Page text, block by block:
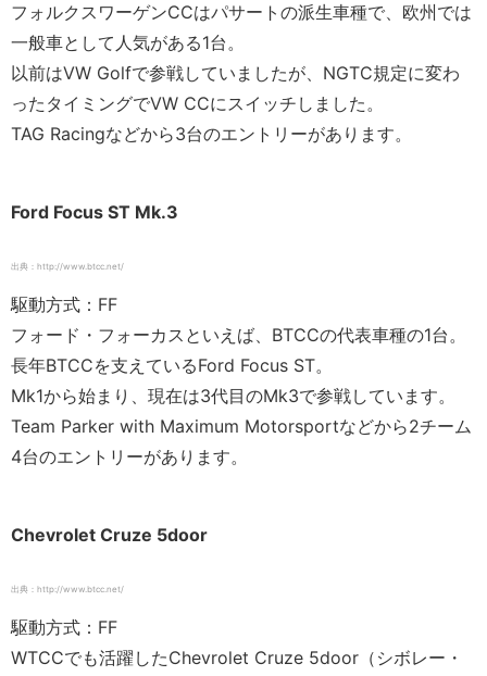
フォルクスワーゲンCCはパサートの派生車種で、欧州では
一般車として人気がある1台。
以前はVW Golfで参戦していましたが、NGTC規定に変わ
ったタイミングでVW CCにスイッチしました。
TAG Racingなどから3台のエントリーがあります。
Ford Focus ST Mk.3
出典：http://www.btcc.net/
駆動方式：FF
フォード・フォーカスといえば、BTCCの代表車種の1台。
長年BTCCを支えているFord Focus ST。
Mk1から始まり、現在は3代目のMk3で参戦しています。
Team Parker with Maximum Motorsportなどから2チーム
4台のエントリーがあります。
Chevrolet Cruze 5door
出典：http://www.btcc.net/
駆動方式：FF
WTCCでも活躍したChevrolet Cruze 5door（シボレー・